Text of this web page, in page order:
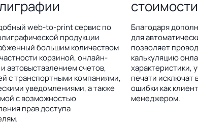
web-to-print сервис по
продукции
большим количеством
корзиной, онлайн-
автовыставлением счетов,
с транспортными компаниями,
уведомлениями, а также
с возможностью
прав доступа
стоимости
Благодаря
для
позволяет
калькуляцию
характеристики,
печати исключат
ошибки как
менеджером.